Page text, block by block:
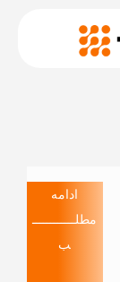
ادامه
مطلــــــــــــ
ب